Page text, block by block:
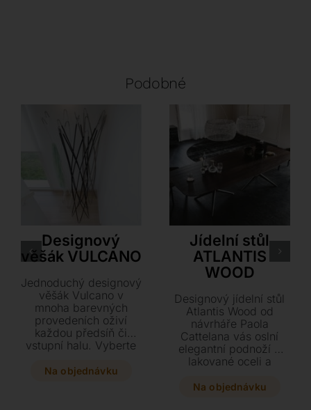
Podobné
Designový
věšák VULCANO
Jednoduchý designový
věšák Vulcano v
mnoha barevných
provedeních oživí
každou předsíň či
vstupní halu. Vyberte
či lakovaném kovu o
Na objednávku
Jídelní stůl
ATLANTIS
WOOD
Designový jídelní stůl
Atlantis Wood od
návrháře Paola
Cattelana vás oslní
elegantní podnoží z
lakované oceli a
deskou. Vyberte si z
Na objednávku